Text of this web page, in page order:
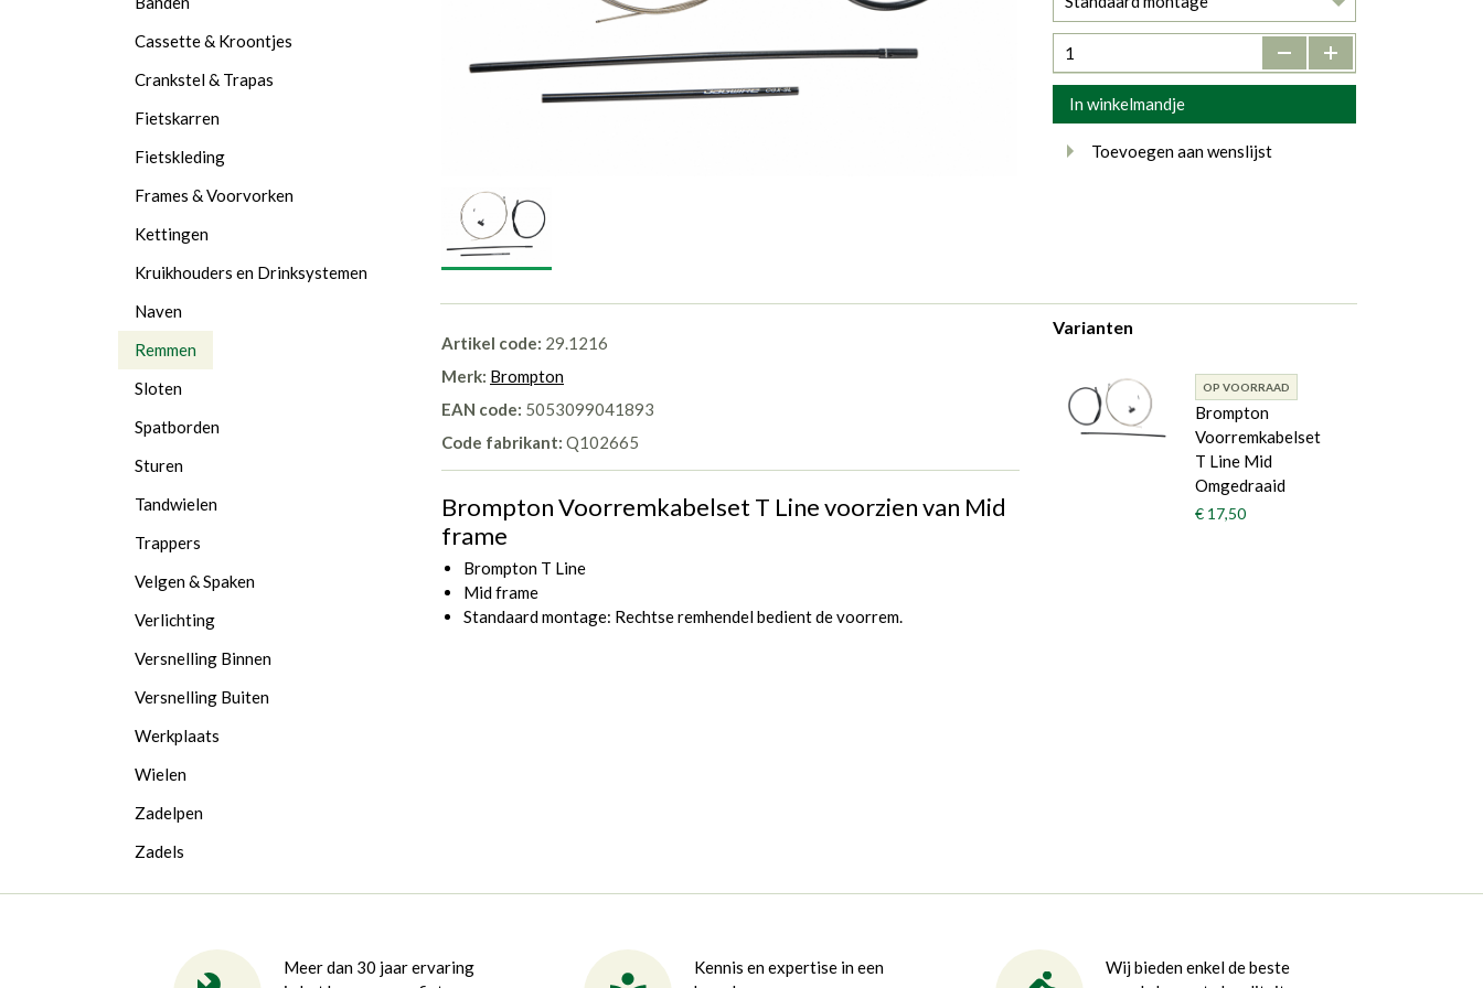
- +
In winkelmandje
Toevoegen aan wenslijst
Artikel code: 29.1216
Merk: Brompton
EAN code: 5053099041893
Code fabrikant: Q102665
Brompton Voorremkabelset T Line voorzien van Mid
frame
Brompton T Line
Mid frame
Standaard montage: Rechtse remhendel bedient de voorrem.
Varianten
OP VOORRAAD
Brompton
Voorremkabelset
T Line Mid
Omgedraaid
€ 17,50
Cassette & Kroontjes
Crankstel & Trapas
Fietskarren
Fietskleding
Frames & Voorvorken
Kettingen
Kruikhouders en Drinksystemen
Naven
Remmen
Sloten
Spatborden
Sturen
Tandwielen
Trappers
Velgen & Spaken
Verlichting
Versnelling Binnen
Versnelling Buiten
Werkplaats
Wielen
Zadelpen
Zadels
Meer dan 30 jaar ervaring
Kennis en expertise in een
Wij bieden enkel de beste